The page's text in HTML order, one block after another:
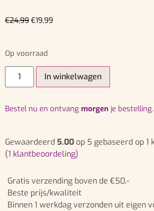
€24,99 €19,99
Op voorraad
In winkelwagen
bestel nu en ontvang morgen je bestelling.
Gewaardeerd 5.00 op 5 gebaseerd op1
(1 klantbeoordeling)
Gratis verzending boven de €50,-
Beste prijs/kwaliteit
Binnen 1 werkdag verzonden uit eigen